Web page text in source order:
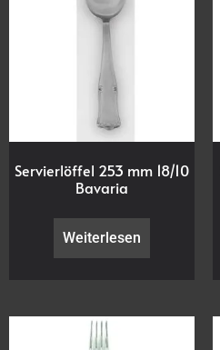
Servierlöffel 253 mm 18/10
Bavaria
Weiterlesen